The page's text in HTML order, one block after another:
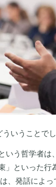
いうことでし
いう哲学者は
」といった行
、発話によっ